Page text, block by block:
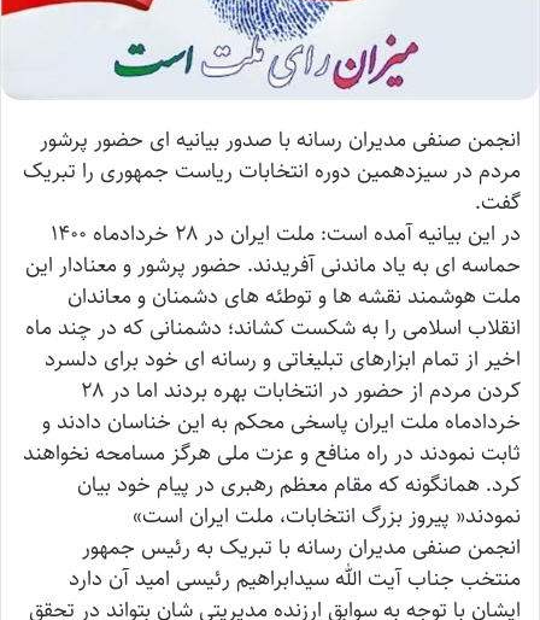
انجمن صنفی مدیران رسانه با صدور بیانیه ای حضور پرشور
مردم در سیزدهمین دوره انتخابات ریاست جمهوری را تبریک
گفت.
در این بیانیه آمده است: ملت ایران در ۲۸ خردادماه ۱۴۰۰
حماسه ای به یاد ماندنی آفریدند. حضور پرشور و معنادار این
ملت هوشمند نقشه ها و توطئه های دشمنان و معاندان
انقلاب اسلامی را به شکست کشاند؛ دشمنانی که در چند ماه
اخیر از تمام ابزارهای تبلیغاتی و رسانه ای خود برای دلسرد
کردن مردم از حضور در انتخابات بهره بردند اما در ۲۸
خردادماه ملت ایران پاسخی محکم به این خناسان دادند و
ثابت نمودند در راه منافع و عزت ملی هرگز مسامحه نخواهند
کرد. همانگونه که مقام معظم رهبری در پیام خود بیان
نمودند« پیروز بزرگ انتخابات، ملت ایران است»
انجمن صنفی مدیران رسانه با تبریک به رئیس جمهور
منتخب جناب آیت الله سیدابراهیم رئیسی امید آن دارد
ایشان با توجه به سوابق ارزنده مدیریتی شان بتواند در تحقق